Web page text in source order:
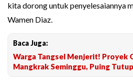
kita dorong untuk penyelesaiannya
Wamen Diaz.
Baca Juga:
Warga Tangsel Menjerit! Proyek
Mangkrak Seminggu, Puing